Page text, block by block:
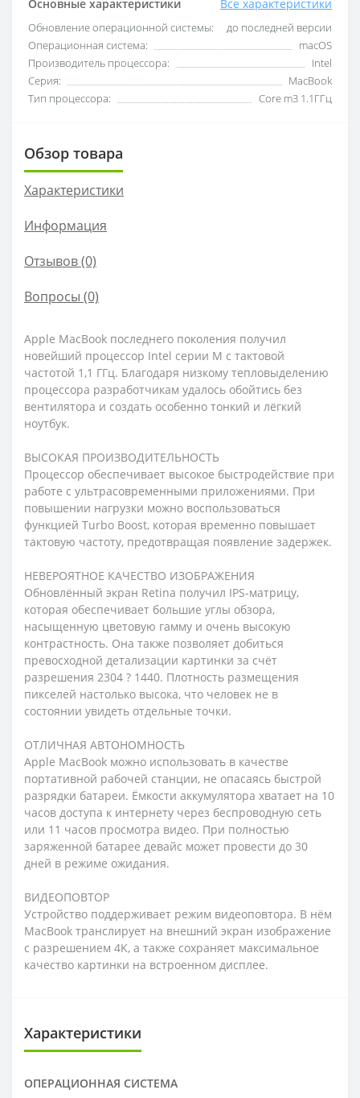
Основные характеристики Все характеристики
Обновление операционной системы:
до последней версии
Операционная система:
macOS
Производитель процессора:
Intel
Серия:
MacBook
Тип процессора:
Core m3 1.1ГГц
Обзор товара
Характеристики
Информация
Отзывов (0)
Вопросы (0)
Apple MacBook последнего поколения получил
новейший процессор Intel серии M с тактовой
частотой 1,1 ГГц. Благодаря низкому тепловыделению
процессора разработчикам удалось обойтись без
вентилятора и создать особенно тонкий и лёгкий
ноутбук.
ВЫСОКАЯ ПРОИЗВОДИТЕЛЬНОСТЬ
Процессор обеспечивает высокое быстродействие при
работе с ультрасовременными приложениями. При
повышении нагрузки можно воспользоваться
функцией Turbo Boost, которая временно повышает
тактовую частоту, предотвращая появление задержек.
НЕВЕРОЯТНОЕ КАЧЕСТВО ИЗОБРАЖЕНИЯ
Обновлённый экран Retina получил IPS-матрицу,
которая обеспечивает большие углы обзора,
насыщенную цветовую гамму и очень высокую
контрастность. Она также позволяет добиться
превосходной детализации картинки за счёт
разрешения 2304 ? 1440. Плотность размещения
пикселей настолько высока, что человек не в
состоянии увидеть отдельные точки.
ОТЛИЧНАЯ АВТОНОМНОСТЬ
Apple MacBook можно использовать в качестве
портативной рабочей станции, не опасаясь быстрой
разрядки батареи. Ёмкости аккумулятора хватает на 10
часов доступа к интернету через беспроводную сеть
или 11 часов просмотра видео. При полностью
заряженной батарее девайс может провести до 30
дней в режиме ожидания.
ВИДЕОПОВТОР
Устройство поддерживает режим видеоповтора. В нём
MacBook транслирует на внешний экран изображение
с разрешением 4K, а также сохраняет максимальное
качество картинки на встроенном дисплее.
Характеристики
ОПЕРАЦИОННАЯ СИСТЕМА